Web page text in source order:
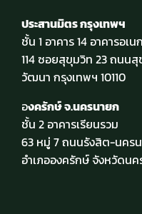
ประสานมิตร กรุงเทพฯ
ชั้น 1 อาคาร 14 อาคารอเ
114 ซอยสุขุมวิท 23 ถนน
วัฒนา กรุงเทพฯ 10110
องครักษ์ จ.นครนายก
ชั้น 2 อาคารเรียนรวม
63 หมู่ 7 ถนนรังสิต-นคร
อำเภอองครักษ์ จังหวัดนค